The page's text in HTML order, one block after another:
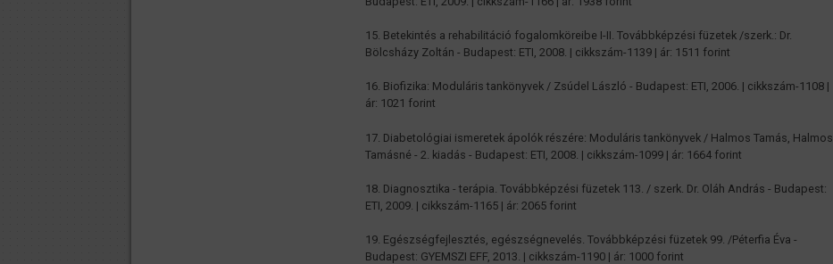
15. Betekintés a rehabilitáció fogalomköreibe I-II. Továbbképzési füzetek /szerk.: Dr.
Bölcsházy Zoltán - Budapest: ETI, 2008. | cikkszám-1139 | ár: 1511 forint
16. Biofizika: Moduláris tankönyvek / Zsúdel László - Budapest: ETI, 2006. | cikkszám-1108 |
ár: 1021 forint
17. Diabetológiai ismeretek ápolók részére: Moduláris tankönyvek / Halmos Tamás, Halmos
Tamásné - 2. kiadás - Budapest: ETI, 2008. | cikkszám-1099 | ár: 1664 forint
18. Diagnosztika - terápia. Továbbképzési füzetek 113. / szerk. Dr. Oláh András - Budapest:
ETI, 2009. | cikkszám-1165 | ár: 2065 forint
19. Egészségfejlesztés, egészségnevelés. Továbbképzési füzetek 99. /Péterfia Éva -
Budapest: GYEMSZI EFF, 2013. | cikkszám-1190 | ár: 1000 forint